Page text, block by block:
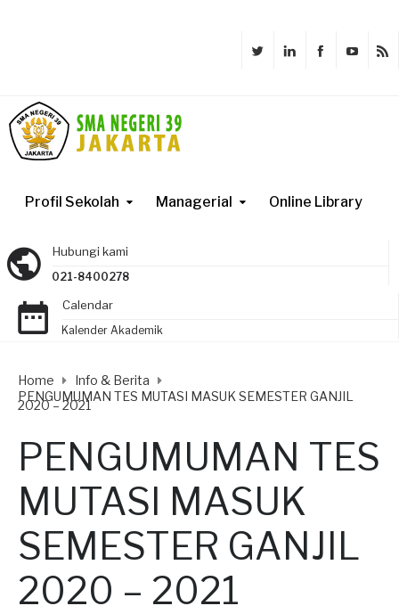
Profil Sekolah Managerial Online Library
Hubungi kami
021-8400278
Calendar
Kalender Akademik
Home
Info & Berita
PENGUMUMAN TES MUTASI MASUK SEMESTER GANJIL
2020 – 2021
PENGUMUMAN TES
MUTASI MASUK
SEMESTER GANJIL
2020 – 2021